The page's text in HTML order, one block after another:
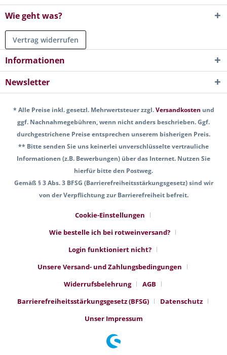
Wie geht was?
Vertrag widerrufen
Informationen
Newsletter
* Alle Preise inkl. gesetzl. Mehrwertsteuer zzgl.Versandkosten und
ggf. Nachnahmegebühren, wenn nicht anders beschrieben. Ggf.
durchgestrichene Preise entsprechen unserem bisherigen Preis.
** Bitte senden Sie uns keinerlei unverschlüsselte vertrauliche
Informationen (z.B. Bewerbungen) über das Internet. Nutzen Sie
hierfür bitte den Postweg.
Gemäß § 3 Abs. 3 BFSG (Barrierefreiheitsstärkungsgesetz) sind wir
von der Verpflichtung zur Barrierefreiheit befreit.
Cookie-Einstellungen
Wie bestelle ich bei rotweinversand?
Login funktioniert nicht?
Unsere Versand- und Zahlungsbedingungen
Widerrufsbelehrung
AGB
Barrierefreiheitsstärkungsgesetz (BFSG)
Datenschutz
Unser Impressum